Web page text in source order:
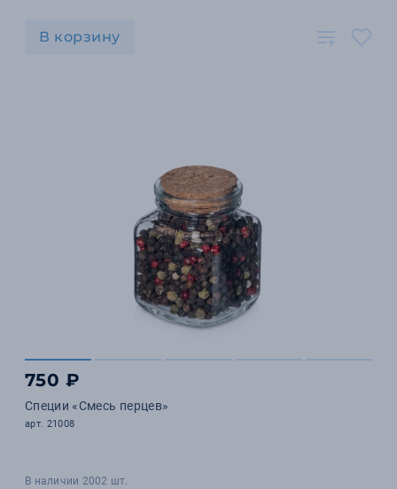
В корзину
750 ₽
Специи «Смесь перцев»
арт. 21008
В наличии 2002 шт.